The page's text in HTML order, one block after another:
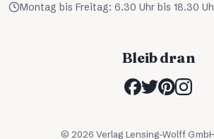
Montag bis Freitag: 6.30 Uhr bis 18.30
Bleib dran
© 2026 Verlag Lensing-Wolff